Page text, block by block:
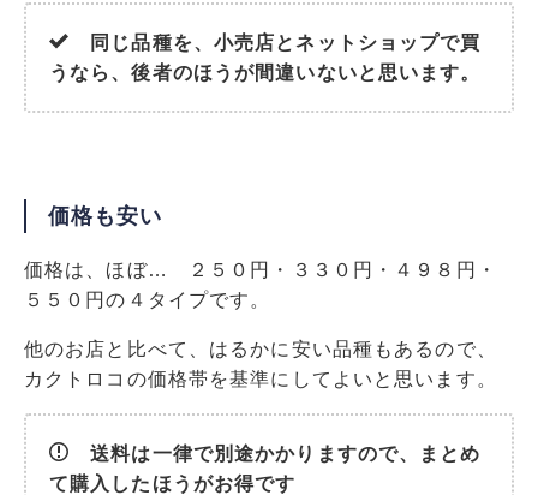
同じ品種を、小売店とネットショップで買
うなら、後者のほうが間違いないと思います。
価格も安い
価格は、ほぼ… ２５０円・３３０円・４９８円・
５５０円の４タイプです。
他のお店と比べて、はるかに安い品種もあるので、
カクトロコの価格帯を基準にしてよいと思います。
送料は一律で別途かかりますので、まとめ
て購入したほうがお得です